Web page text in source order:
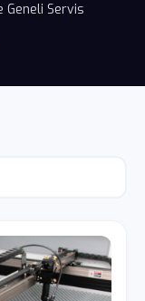
Geneli Servis